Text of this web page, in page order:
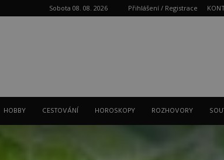
Sobota 08. 08. 2026 Přihlášení / Registrace
HOBBY CESTOVÁNÍ HOROSKOPY ROZHOVORY